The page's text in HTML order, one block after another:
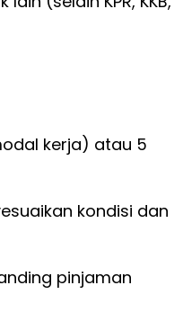
kerja) atau 5
kondisi dan
pinjaman